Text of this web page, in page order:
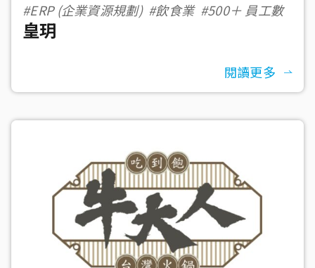
#ERP (企業資源規劃) #飲食業 #500＋ 員工數
皇玥
閱讀更多